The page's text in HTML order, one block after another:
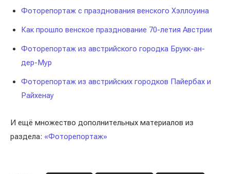
Фоторепортаж с празднования венского Хэллоуина
Как прошло венское празднование 70-летия Австрии
Фоторепортаж из австрийского городка Брукк-ан-
дер-Мур
Фоторепортаж из австрийских городков Пайербах и
Райхенау
И ещё множество дополнительных материалов из
раздела: «Фоторепортаж»